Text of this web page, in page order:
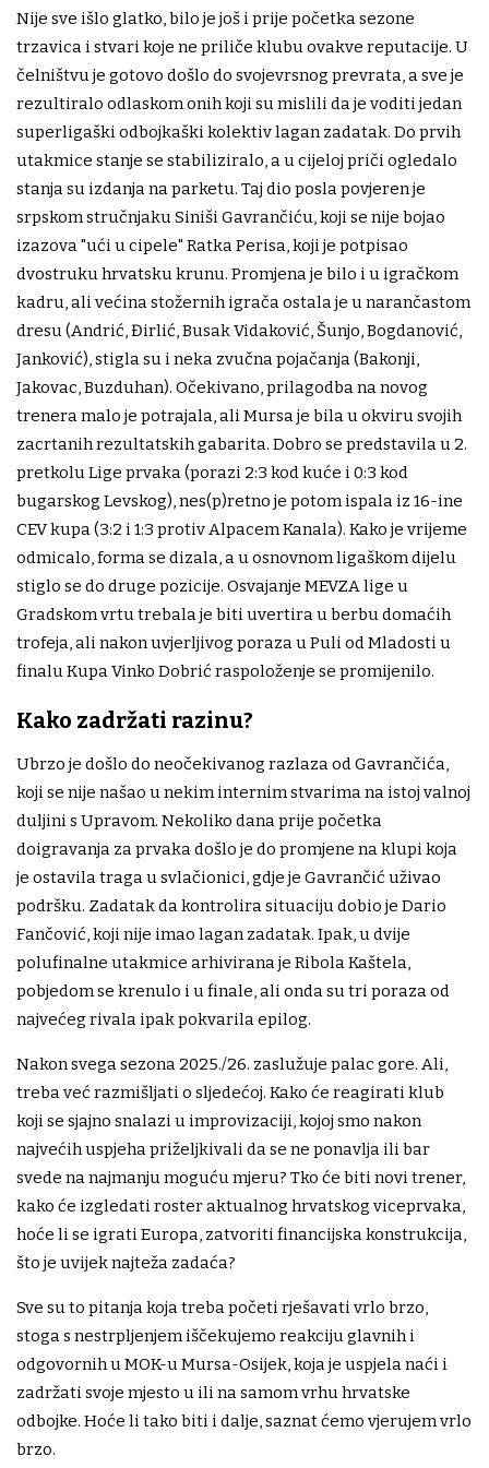
Nije sve išlo glatko, bilo je još i prije početka sezone
trzavica i stvari koje ne priliče klubu ovakve reputacije. U
čelništvu je gotovo došlo do svojevrsnog prevrata, a sve je
rezultiralo odlaskom onih koji su mislili da je voditi jedan
superligaški odbojkaški kolektiv lagan zadatak. Do prvih
utakmice stanje se stabiliziralo, a u cijeloj priči ogledalo
stanja su izdanja na parketu. Taj dio posla povjeren je
srpskom stručnjaku Siniši Gavrančiću, koji se nije bojao
izazova "ući u cipele" Ratka Perisa, koji je potpisao
dvostruku hrvatsku krunu. Promjena je bilo i u igračkom
kadru, ali većina stožernih igrača ostala je u narančastom
dresu (Andrić, Đirlić, Busak Vidaković, Šunjo, Bogdanović,
Janković), stigla su i neka zvučna pojačanja (Bakonji,
Jakovac, Buzduhan). Očekivano, prilagodba na novog
trenera malo je potrajala, ali Mursa je bila u okviru svojih
zacrtanih rezultatskih gabarita. Dobro se predstavila u 2.
pretkolu Lige prvaka (porazi 2:3 kod kuće i 0:3 kod
bugarskog Levskog), nes(p)retno je potom ispala iz 16-ine
CEV kupa (3:2 i 1:3 protiv Alpacem Kanala). Kako je vrijeme
odmicalo, forma se dizala, a u osnovnom ligaškom dijelu
stiglo se do druge pozicije. Osvajanje MEVZA lige u
Gradskom vrtu trebala je biti uvertira u berbu domaćih
trofeja, ali nakon uvjerljivog poraza u Puli od Mladosti u
finalu Kupa Vinko Dobrić raspoloženje se promijenilo.
Kako zadržati razinu?
Ubrzo je došlo do neočekivanog razlaza od Gavrančića,
koji se nije našao u nekim internim stvarima na istoj valnoj
duljini s Upravom. Nekoliko dana prije početka
doigravanja za prvaka došlo je do promjene na klupi koja
je ostavila traga u svlačionici, gdje je Gavrančić uživao
podršku. Zadatak da kontrolira situaciju dobio je Dario
Fančović, koji nije imao lagan zadatak. Ipak, u dvije
polufinalne utakmice arhivirana je Ribola Kaštela,
pobjedom se krenulo i u finale, ali onda su tri poraza od
najvećeg rivala ipak pokvarila epilog.
Nakon svega sezona 2025./26. zaslužuje palac gore. Ali,
treba već razmišljati o sljedećoj. Kako će reagirati klub
koji se sjajno snalazi u improvizaciji, kojoj smo nakon
najvećih uspjeha priželjkivali da se ne ponavlja ili bar
svede na najmanju moguću mjeru? Tko će biti novi trener,
kako će izgledati roster aktualnog hrvatskog viceprvaka,
hoće li se igrati Europa, zatvoriti financijska konstrukcija,
što je uvijek najteža zadaća?
Sve su to pitanja koja treba početi rješavati vrlo brzo,
stoga s nestrpljenjem iščekujemo reakciju glavnih i
odgovornih u MOK-u Mursa-Osijek, koja je uspjela naći i
zadržati svoje mjesto u ili na samom vrhu hrvatske
odbojke. Hoće li tako biti i dalje, saznat ćemo vjerujem vrlo
brzo.